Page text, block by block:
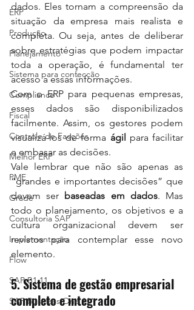
ERP
Produção
Planejamento
Sistema para confecção
Compliance
Fiscal
Controle de Facções
Melhor ERP
PME
Grade
Consultoria SAP
Implementação
Flow
SAP B1 11
SAP Business One 11
dados. Eles tornam a compreensão da
situação da empresa mais realista e
completa. Ou seja, antes de deliberar
sobre estratégias que podem impactar
toda a operação, é fundamental ter
acesso a essas informações.
Com o ERP para pequenas empresas,
esses dados são disponibilizados
facilmente. Assim, os gestores podem
visualizá-los de forma ágil para facilitar
e embasar as decisões.
Vale lembrar que não são apenas as
“grandes e importantes decisões” que
devem ser baseadas em dados. Mas
todo o planejamento, os objetivos e a
cultura organizacional devem ser
revistos para contemplar esse novo
elemento.
5. Sistema de gestão empresarial
completo e integrado